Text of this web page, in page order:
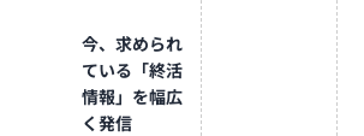
今、求められ
ている「終活
情報」を幅広
く発信